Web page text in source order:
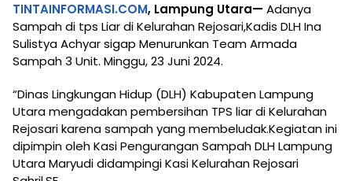
TINTAINFORMASI.COM, Lampung Utara— Adanya
Sampah di tps Liar di Kelurahan Rejosari,Kadis DLH Ina
Sulistya Achyar sigap Menurunkan Team Armada
Sampah 3 Unit. Minggu, 23 Juni 2024.
“Dinas Lingkungan Hidup (DLH) Kabupaten Lampung
Utara mengadakan pembersihan TPS liar di Kelurahan
Rejosari karena sampah yang membeludak.Kegiatan ini
dipimpin oleh Kasi Pengurangan Sampah DLH Lampung
Utara Maryudi didampingi Kasi Kelurahan Rejosari